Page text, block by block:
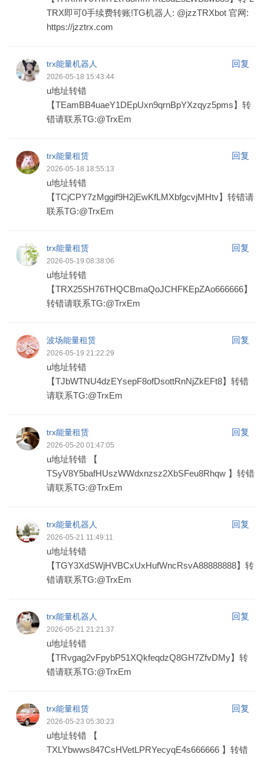
TRX即可0手续费转账!TG机器人: @jzzTRXbot 官网:
https://jzztrx.com
trx能量机器人 回复
2026-05-18 15:43:44
u地址转错
【TEamBB4uaeY1DEpUxn9qrnBpYXzqyz5pms】转
错请联系TG:@TrxEm
trx能量租赁 回复
2026-05-18 18:55:13
u地址转错
【TCjCPY7zMggif9H2jEwKfLMXbfgcvjMHtv】转错请
联系TG:@TrxEm
trx能量租赁 回复
2026-05-19 08:38:06
u地址转错
【TRX25SH76THQCBmaQoJCHFKEpZAo666666】
转错请联系TG:@TrxEm
波场能量租赁 回复
2026-05-19 21:22:29
u地址转错
【TJbWTNU4dzEYsepF8ofDsottRnNjZkEFt8】转错
请联系TG:@TrxEm
trx能量租赁 回复
2026-05-20 01:47:05
u地址转错 【
TSyV8Y5bafHUszWWdxnzsz2XbSFeu8Rhqw 】转错
请联系TG:@TrxEm
trx能量机器人 回复
2026-05-21 11:49:11
u地址转错
【TGY3XdSWjHVBCxUxHufWncRsvA88888888】转
错请联系TG:@TrxEm
trx能量机器人 回复
2026-05-21 21:21:37
u地址转错
【TRvgag2vFpybP51XQkfeqdzQ8GH7ZfvDMy】转
错请联系TG:@TrxEm
trx能量租赁 回复
2026-05-23 05:30:23
u地址转错 【
TXLYbwws847CsHVetLPRYecyqE4s666666 】转错